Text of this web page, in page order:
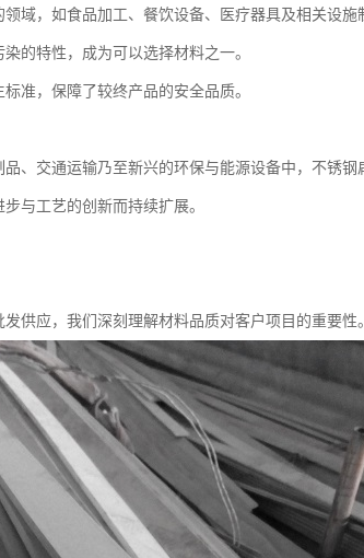
域，如食品加工、餐饮设备、医疗器具及相关设
的特性，成为可以选择材料之一。
准，保障了较终产品的安全品质。
、交通运输乃至新兴的环保与能源设备中，不锈
与工艺的创新而持续扩展。
供应，我们深刻理解材料品质对客户项目的重要性